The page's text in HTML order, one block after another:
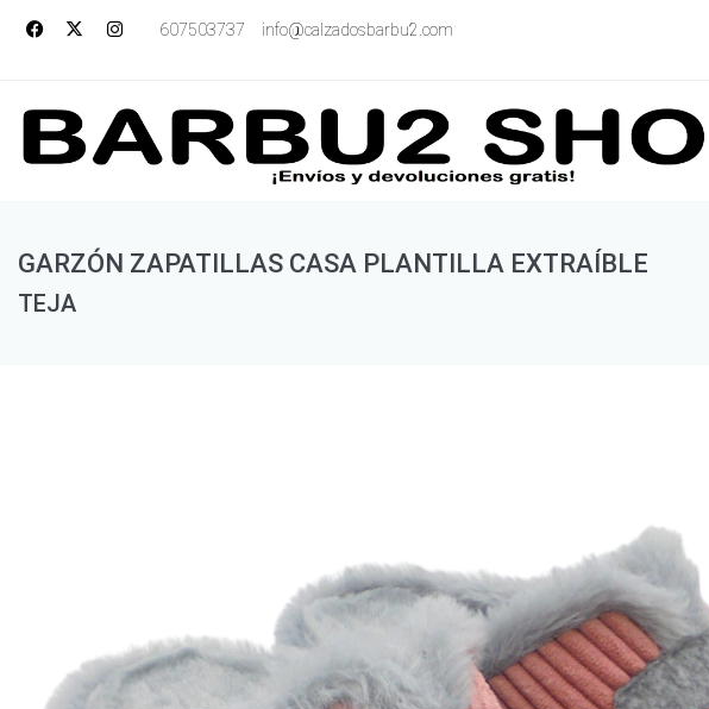
607503737 info@calzadosbarbu2.com
GARZÓN ZAPATILLAS CASA PLANTILLA EXTRAÍBLE
TEJA